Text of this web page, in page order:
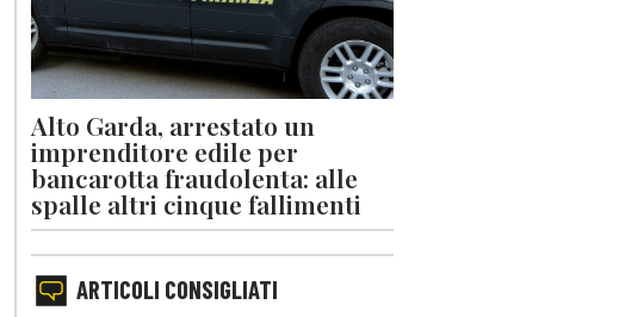
Alto Garda, arrestato un
imprenditore edile per
bancarotta fraudolenta: alle
spalle altri cinque fallimenti
ARTICOLI CONSIGLIATI